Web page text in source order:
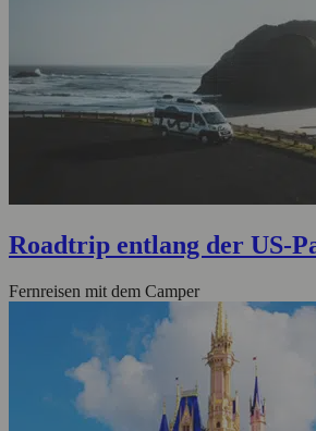
Roadtrip entlang der US-
Fernreisen mit dem Camper